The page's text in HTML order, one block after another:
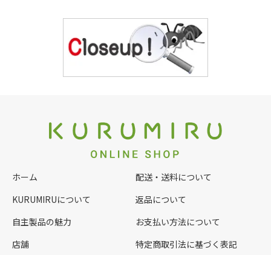
ホーム
KURUMIRUについて
自主製品の魅力
店舗
配送・送料について
返品について
お支払い方法について
特定商取引法に基づく表記